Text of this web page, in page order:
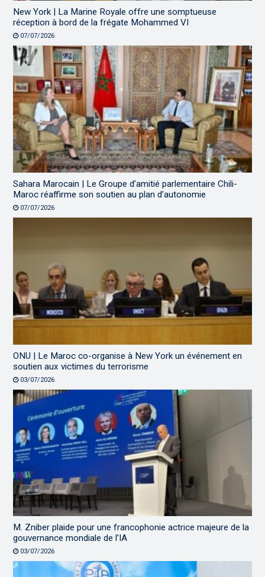
New York | La Marine Royale offre une somptueuse
réception à bord de la frégate Mohammed VI
07/07/2026
Sahara Marocain | Le Groupe d’amitié parlementaire Chili-
Maroc réaffirme son soutien au plan d’autonomie
07/07/2026
ONU | Le Maroc co-organise à New York un événement en
soutien aux victimes du terrorisme
03/07/2026
M. Zniber plaide pour une francophonie actrice majeure de la
gouvernance mondiale de l’IA
03/07/2026